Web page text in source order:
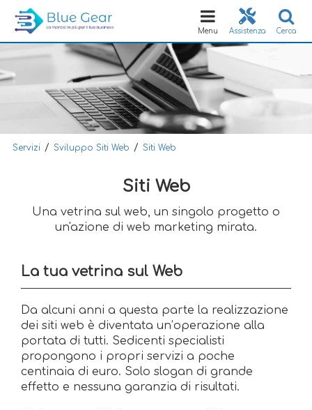
Cerca
Assistenza
Toggle
navigation
Menu
Servizi / Sviluppo Siti Web / Siti Web
Siti Web
Una vetrina sul web, un singolo progetto o
un'azione di web marketing mirata.
La tua vetrina sul Web
Da alcuni anni a questa parte la realizzazione
dei siti web è diventata un’operazione alla
portata di tutti. Sedicenti specialisti
propongono i propri servizi a poche
centinaia di euro. Solo slogan di grande
effetto e nessuna garanzia di risultati.